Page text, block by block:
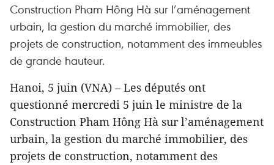
Construction Pham Hông Hà sur l’aménagement
urbain, la gestion du marché immobilier, des
projets de construction, notamment des immeubles
de grande hauteur.
Hanoi, 5 juin (VNA) – Les députés ont
questionné mercredi 5 juin le ministre de la
Construction Pham Hông Hà sur l’aménagement
urbain, la gestion du marché immobilier, des
projets de construction, notamment des